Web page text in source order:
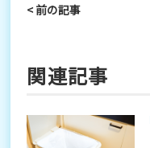
< 前の記事
関連記事